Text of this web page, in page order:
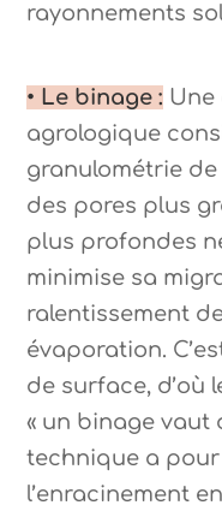
rayonnements
• Le binage : Une
agrologique
granulométrie
des pores plus
plus profondes
minimise sa
ralentissement
évaporation.
de surface, d’où
« un binage vaut
technique a
l’enracinement